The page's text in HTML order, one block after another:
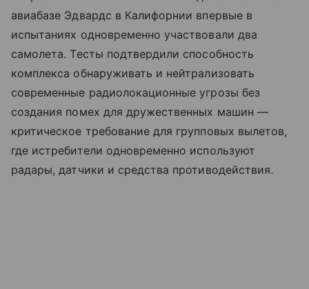
авиабазе Эдвардс в Калифорнии впервые в
испытаниях одновременно участвовали два
самолета. Тесты подтвердили способность
комплекса обнаруживать и нейтрализовать
современные радиолокационные угрозы без
создания помех для дружественных машин —
критическое требование для групповых вылетов,
где истребители одновременно используют
радары, датчики и средства противодействия.